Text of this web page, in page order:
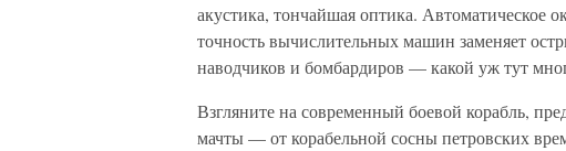
акустика, тончайшая оптика. Автоматическое
точность вычислительных машин заменяет
наводчиков и бомбардиров — какой уж тут
Взгляните на современный боевой корабль,
мачты — от корабельной сосны петровских